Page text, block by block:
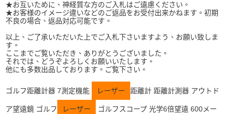
★お互いために、神経質な方のご入札はご遠慮ください。
★お客様のイメージ違いなどのご返品をお受付出来かねます。初期
不良の場合、返品対応可能です。
以上、ご了承いただいた上でご入札下さいますよう、お願い致しま
す。
ここまでご覧いただき、ありがとうございました。
それでは、どうぞよろしくお願いいたします。
他にも多数出品しております。ご覧下さい。
ゴルフ距離計器 7測定機能 レーザー 距離計 距離計測器 アウトド
ア望遠鏡 ゴルフ レーザー
ゴルフスコープ 光学6倍望遠 600メー